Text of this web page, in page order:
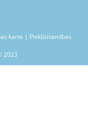
karte | Piekļūstamības
2023